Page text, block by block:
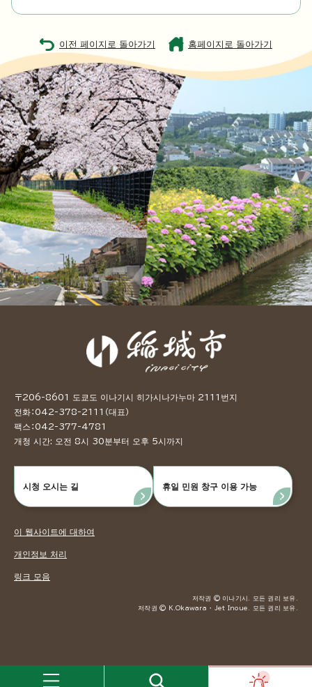
이전 페이지로 돌아가기 홈페이지로 돌아가기
〒206-8601 도쿄도 이나기시 히가시나가누마 2111번지
전화：042-378-2111（대표）
팩스：042-377-4781
개청 시간: 오전 8시 30분부터 오후 5시까지
시청 오시는 길 휴일 민원 창구 이용 가능
이 웹사이트에 대하여
개인정보 처리
링크 모음
저작권 © 이나기시. 모든 권리 보유.
저작권 © K.Okawara ・ Jet Inoue. 모든 권리 보유.